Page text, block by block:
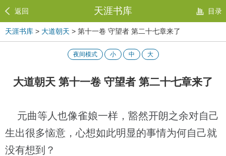
返回 天涯书库 目录
天涯书库 > 大道朝天 > 第十一卷 守望者 第二十七章来了
夜间模式 小 中 大
大道朝天 第十一卷 守望者 第二十七章来了
元曲等人也像雀娘一样，豁然开朗之余对自己
生出很多恼意，心想如此明显的事情为何自己就
没有想到？